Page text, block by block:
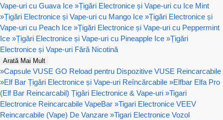
Vape-uri cu Guava Ice »Țigări Electronice și Vape-uri cu Ice Mint
»Țigări Electronice și Vape-uri cu Mango Ice »Țigări Electronice și
Vape-uri cu Peach Ice »Țigări Electronice și Vape-uri cu Peppermint
Ice »Țigări Electronice și Vape-uri cu Pineapple Ice »Țigări
Electronice și Vape-uri Fără Nicotină
Arată Mai Mult
»Capsule VUSE GO Reload pentru Dispozitive VUSE Reincarcabile
»Elf Bar Țigări Electronice și Vape-uri Reîncărcabile »Elfbar Elfa Pro
(Elf Bar Reincarcabil) Țigări Electronice & Vape-uri »Tigari
Electronice Reincarcabile VapeBar »Tigari Electronice VEEV
Reincarcabile (Vape) De Vanzare »Tigari Electronice Vozol